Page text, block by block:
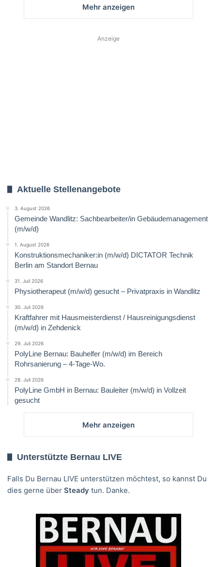
Mehr anzeigen
Anzeige
Aktuelle Stellenangebote
3. August 2026
Gemeinde Wandlitz: Sachbearbeiter/in Gebäudemanagement
(m/w/d)
1. August 2026
Konstruktionsmechaniker:in (m/w/d) DICTATOR Technik
Berlin am Standort Bernau
31. Juli 2026
Physiotherapeut (m/w/d) gesucht – Privatpraxis in Wandlitz
30. Juli 2026
Kraftfahrer mit Hausmeisterdienst / Hausreinigungsdienst
(m/w/d) in Zehdenick
29. Juli 2026
PolyLine Bernau: Bauhelfer (m/w/d) im Bereich
Rohrsanierung – 4-Tage-Wo.
28. Juli 2026
PolyLine GmbH in Bernau: Bauleiter (m/w/d) in Vollzeit
gesucht
Mehr anzeigen
Unterstützte Bernau LIVE
Falls Du Bernau LIVE unterstützen möchtest, so kannst Du
dies gerne über Steady tun. Danke.